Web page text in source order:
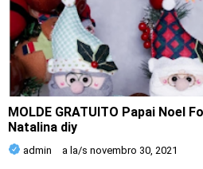
MOLDE GRATUITO Papai Noel
Natalina diy
admin a la/s novembro 30, 2021